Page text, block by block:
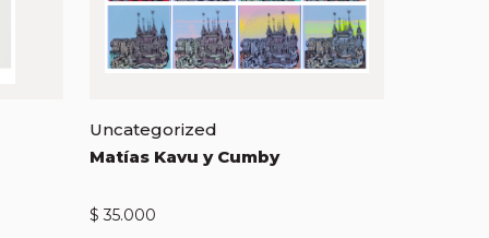
Uncategorized
Matías Kavu y Cumby
$ 35.000